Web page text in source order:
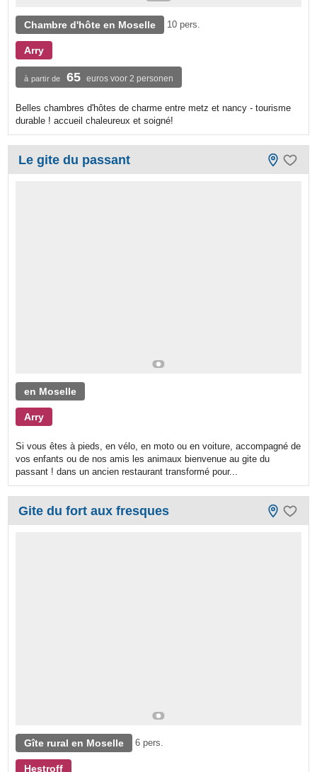
Chambre d'hôte en Moselle 10 pers.
Arry
à partir de 65 euros voor 2 personen
Belles chambres d'hôtes de charme entre metz et nancy - tourisme
durable ! accueil chaleureux et soigné!
Le gite du passant
en Moselle
Arry
Si vous êtes à pieds, en vélo, en moto ou en voiture, accompagné de
vos enfants ou de nos amis les animaux bienvenue au gite du
passant ! dans un ancien restaurant transformé pour...
Gite du fort aux fresques
Gîte rural en Moselle 6 pers.
Hestroff